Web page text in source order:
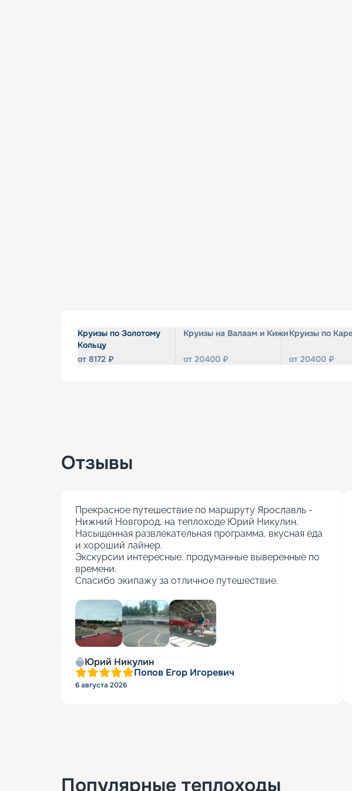
Круизы по Золотому
Кольцу
от 8172 ₽
Круизы на Валаам и Кижи
от 20400 ₽
Круизы по
от 20400 ₽
Отзывы
Прекрасное путешествие по маршруту Ярославль -
Нижний Новгород, на теплоходе Юрий Никулин.
Насыщенная развлекательная программа, вкусная еда
и хороший лайнер.
Экскурсии интересные, продуманные выверенные по
времени.
Спасибо экипажу за отличное путешествие.
Юрий Никулин
Попов Егор Игоревич
6 августа 2026
Популярные теплоходы